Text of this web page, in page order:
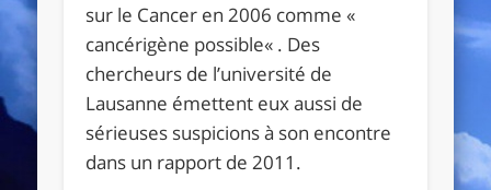
sur le Cancer en 2006 comme «
cancérigène possible« . Des
chercheurs de l’université de
Lausanne émettent eux aussi de
sérieuses suspicions à son encontre
dans un rapport de 2011.